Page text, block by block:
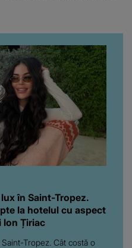
noastră! Fostei
prezentatoare nici că-i
vine să creadă că s-a
ajuns până aici, dar e
adevărat, au făcut-o și pe
asta! Și ce a ieșit la iveală
ar fi prea mult pentru
oricine: "Cu… mine, fata
româncă...”
în Saint-Tropez.
la hotelul cu aspect
Ion Țiriac
Tropez. Cât costă o